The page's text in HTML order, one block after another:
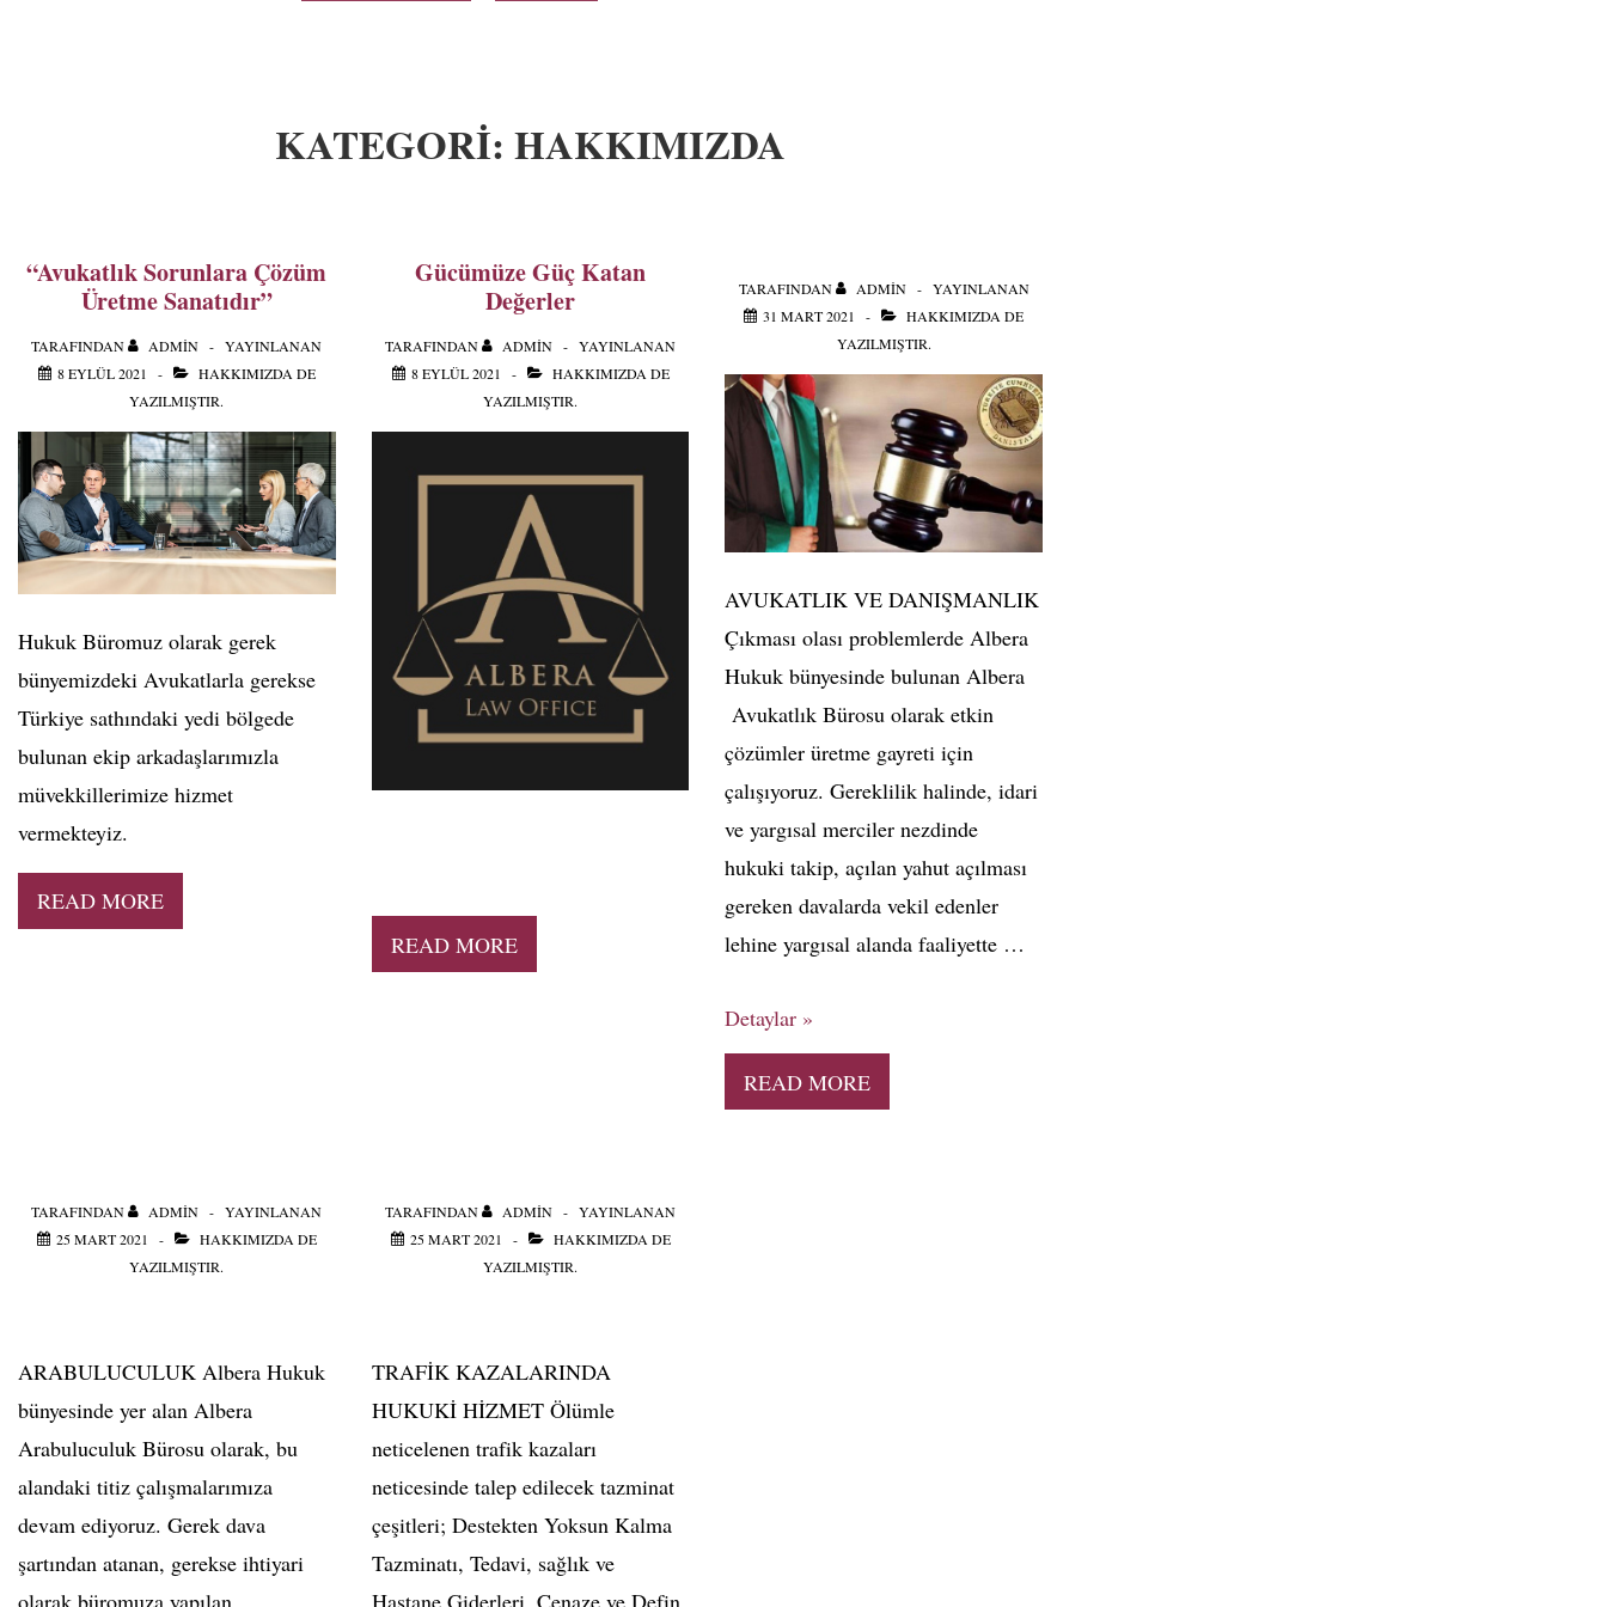
KATEGORI:HAKKIMIZDA
“Avukatlık Sorunlara Çözüm
Üretme Sanatıdır”
TARAFINDAN ADMIN
YAYINLANAN
8 EYLÜL 2021
HAKKIMIZDA DE
YAZILMIŞTIR.
Hukuk Büromuz olarak gerek
bünyemizdeki Avukatlarla gerekse
Türkiye sathındaki yedi bölgede
bulunan ekip arkadaşlarımızla
müvekkillerimize hizmet
vermekteyiz.
READ MORE
Gücümüze Güç Katan
Değerler
TARAFINDAN ADMIN
YAYINLANAN
8 EYLÜL 2021
HAKKIMIZDA DE
YAZILMIŞTIR.
READ MORE
TARAFINDAN ADMIN
YAYINLANAN
31 MART 2021
HAKKIMIZDA DE
YAZILMIŞTIR.
AVUKATLIK VE DANIŞMANLIK
Çıkması olası problemlerde Albera
Hukuk bünyesinde bulunan Albera
Avukatlık Bürosu olarak etkin
çözümler üretme gayreti için
çalışıyoruz. Gereklilik halinde, idari
ve yargısal merciler nezdinde
hukuki takip, açılan yahut açılması
gereken davalarda vekil edenler
lehine yargısal alanda faaliyette …
Detaylar »
READ MORE
TARAFINDAN ADMIN
YAYINLANAN
25 MART 2021
HAKKIMIZDADE
YAZILMIŞTIR.
ARABULUCULUK Albera Hukuk
bünyesinde yer alan Albera
Arabuluculuk Bürosu olarak, bu
alandaki titiz çalışmalarımıza
devam ediyoruz. Gerek dava
şartından atanan, gerekse ihtiyari
TARAFINDAN ADMIN
YAYINLANAN
25 MART 2021
HAKKIMIZDADE
YAZILMIŞTIR.
TRAFİK KAZALARINDA
HUKUKİ HİZMET Ölümle
neticelenen trafik kazaları
neticesinde talep edilecek tazminat
çeşitleri; Destekten Yoksun Kalma
Tazminatı, Tedavi, sağlık ve